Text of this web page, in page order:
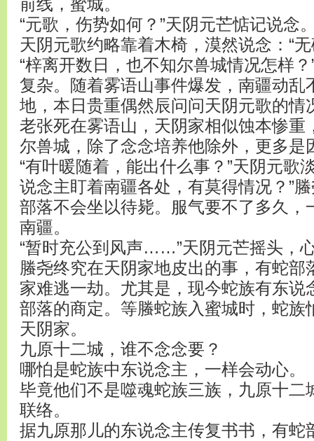
前线，蜜城。
“元歌，伤势如何？”天阴元芒惦记说念
天阴元歌约略靠着木椅，漠然说念：“无
“梓离开数日，也不知尔兽城情况怎样
复杂。随着雾语山事件爆发，南疆动乱
地，本日贵重偶然辰问问天阴元歌的情
老张死在雾语山，天阴家相似蚀本惨重
尔兽城，除了念念培养他除外，更多是
“有叶暖随着，能出什么事？”天阴元歌
说念主盯着南疆各处，有莫得情况？”
部落不会坐以待毙。服气要不了多久，
南疆。
“暂时充公到风声……”天阴元芒摇头，
螣尧终究在天阴家地皮出的事，有蛇部
家难逃一劫。尤其是，现今蛇族有东说
部落的商定。等螣蛇族入蜜城时，蛇族
天阴家。
九原十二城，谁不念念要？
哪怕是蛇族中东说念主，一样会动心。
毕竟他们不是噬魂蛇族三族，九原十二
联络。
据九原那儿的东说念主传复书书，有蛇